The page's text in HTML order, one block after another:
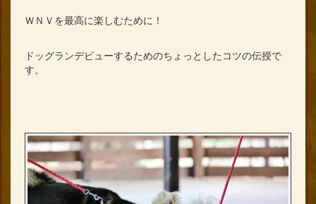
ＷＮＶを最高に楽しむために！
ドッグランデビューするためのちょっとしたコツの伝授で
す。